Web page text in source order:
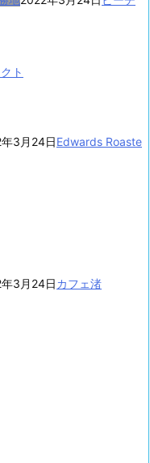
ト
3月24日Edwards Roaste
3月24日カフェ渚